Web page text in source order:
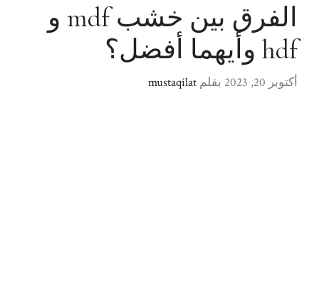
الفرق بين خشب mdf و
hdf وأيهما أفضل؟
أكتوبر 20, 2023 بقلم mustaqilat